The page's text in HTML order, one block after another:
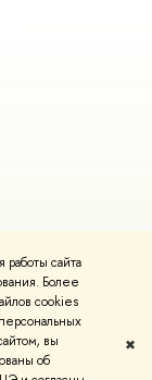
сайта
Более
cookies
вы
об
✖